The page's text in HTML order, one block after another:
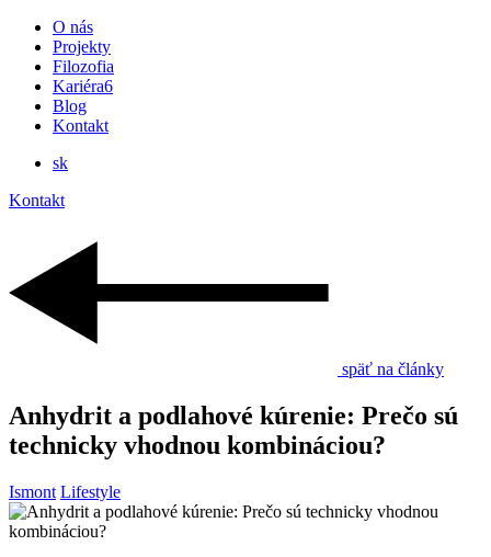
O nás
Projekty
Filozofia
Kariéra6
Blog
Kontakt
sk
Kontakt
späť na články
Anhydrit a podlahové kúrenie: Prečo sú
technicky vhodnou kombináciou?
Ismont Lifestyle